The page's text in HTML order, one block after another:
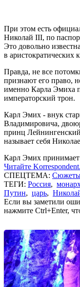
При этом есть
Николай III, по
Это довольно
в аристократических
Правда, не все
признают его право,
именно Карла Эмиха
императорский трон.
Карл Эмих - внук
Владимировича,
принц
называет себя
Карл Эмих принимает
Читайте
СПЕЦТЕМА:
ТЕГИ: Россия,
Путин, царь,
Если вы заметили
нажмите Ctrl+Enter,